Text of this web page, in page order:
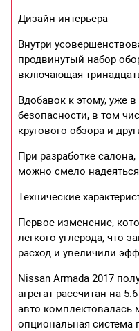
Дизайн интерьера
Внутри
продвинутый набор
включающая
Вдобавок к этому, уже
безопасности, в том
кругового обзора и
При разработке
можно смело
Технические
Первое изменение,
легкого углерода, что
расход и увеличили
Nissan Armada 2017
агрегат рассчитан на
авто комплектовалась
опциональная система